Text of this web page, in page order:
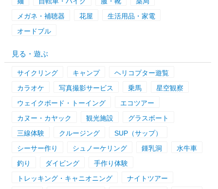
メガネ・補聴器
花屋
生活用品・家電
オードブル
見る・遊ぶ
サイクリング キャンプ
ヘリコプター遊覧
カラオケ
写真撮影サービス 乗馬
星空観察
ウェイクボード・トーイング
エコツアー
カヌー・カヤック
観光施設
グラスボート
三線体験
クルージング
SUP（サップ）
シーサー作り
シュノーケリング 鍾乳洞
水牛車
釣り
ダイビング
手作り体験
トレッキング・キャニオニング
ナイトツアー